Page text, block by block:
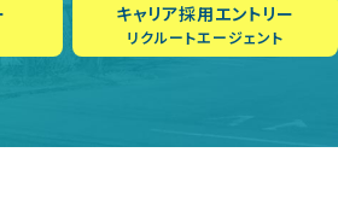
キャリア採用エントリー
リクルートエージェント